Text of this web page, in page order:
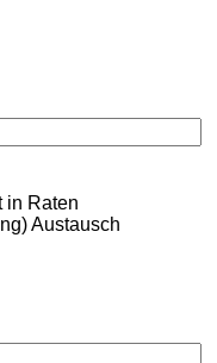
in Raten
Austausch